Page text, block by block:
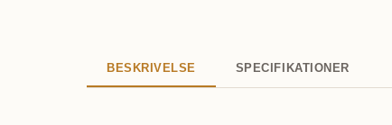
BESKRIVELSE SPECIFIKATIONER